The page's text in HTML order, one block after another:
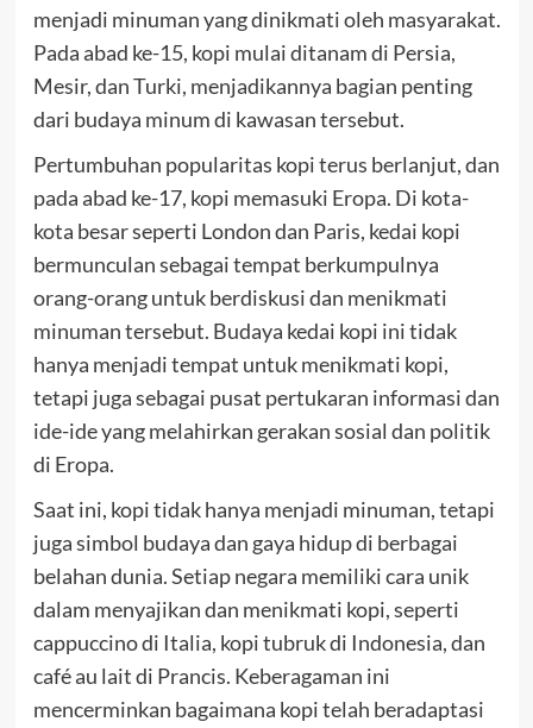
menjadi minuman yang dinikmati oleh masyarakat.
Pada abad ke-15, kopi mulai ditanam di Persia,
Mesir, dan Turki, menjadikannya bagian penting
dari budaya minum di kawasan tersebut.
Pertumbuhan popularitas kopi terus berlanjut, dan
pada abad ke-17, kopi memasuki Eropa. Di kota-
kota besar seperti London dan Paris, kedai kopi
bermunculan sebagai tempat berkumpulnya
orang-orang untuk berdiskusi dan menikmati
minuman tersebut. Budaya kedai kopi ini tidak
hanya menjadi tempat untuk menikmati kopi,
tetapi juga sebagai pusat pertukaran informasi dan
ide-ide yang melahirkan gerakan sosial dan politik
di Eropa.
Saat ini, kopi tidak hanya menjadi minuman, tetapi
juga simbol budaya dan gaya hidup di berbagai
belahan dunia. Setiap negara memiliki cara unik
dalam menyajikan dan menikmati kopi, seperti
cappuccino di Italia, kopi tubruk di Indonesia, dan
café au lait di Prancis. Keberagaman ini
mencerminkan bagaimana kopi telah beradaptasi